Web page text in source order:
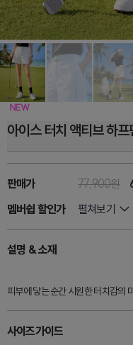
아이스 터치 액티브 하
판매가 77,900원
멤버쉽 할인가
펼쳐보기
설명 & 소재
피부에 닿는 순간 시원한 터치감의
사이즈가이드